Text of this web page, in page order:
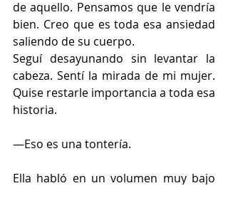
de aquello. Pensamos que le vendría
bien. Creo que es toda esa ansiedad
saliendo de su cuerpo.
Seguí desayunando sin levantar la
cabeza. Sentí la mirada de mi mujer.
Quise restarle importancia a toda esa
historia.
—Eso es una tontería.
Ella habló en un volumen muy bajo